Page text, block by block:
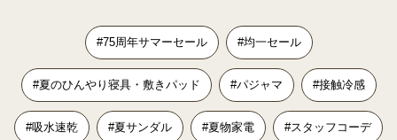
#75周年サマーセール #均一セール
#夏のひんやり寝具・敷きパッド #パジャマ #接触冷感
#吸水速乾 #夏サンダル #夏物家電 #スタッフコーデ